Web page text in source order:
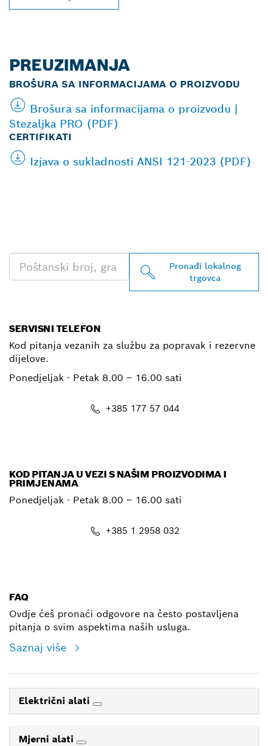
PREUZIMANJA
BROŠURA SA INFORMACIJAMA O PROIZVODU
Brošura sa informacijama o proizvodu |
Stezaljka PRO (PDF)
CERTIFIKATI
Izjava o sukladnosti ANSI 121-2023 (PDF)
Pronađi lokalnog
trgovca
SERVISNI TELEFON
Kod pitanja vezanih za službu za popravak i rezervne
dijelove.
Ponedjeljak - Petak 8.00 – 16.00 sati
+385 177 57 044
KOD PITANJA U VEZI S NAŠIM PROIZVODIMA I
PRIMJENAMA
Ponedjeljak - Petak 8.00 – 16.00 sati
+385 1 2958 032
FAQ
Ovdje ćeš pronaći odgovore na često postavljena
pitanja o svim aspektima naših usluga.
Saznaj više
Električni alati
Mjerni alati